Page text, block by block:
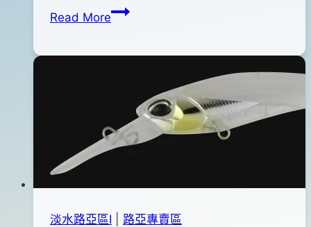
29
2015
Read MoreOWNER
淡水路亞區Ⅰ 路亞專賣區